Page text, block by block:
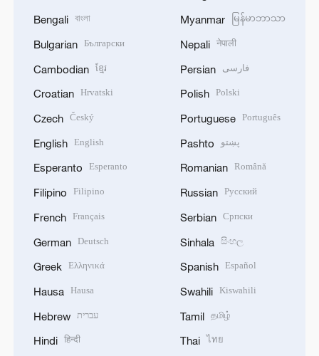
Bengali বাংলা
Bulgarian Български
Cambodian ខ្មែរ
Croatian Hrvatski
Czech Český
English English
Esperanto Esperanto
Filipino Filipino
French Français
German Deutsch
Greek Ελληνικά
Hausa Hausa
Hebrew עברית
Hindi हिन्दी
Myanmar မြန်မာဘာသာ
Nepali नेपाली
Persian فارسی
Polish Polski
Portuguese Português
Pashto پښتو
Romanian Română
Russian Русский
Serbian Српски
Sinhala සිංහල
Spanish Español
Swahili Kiswahili
Tamil தமிழ்
Thai ไทย